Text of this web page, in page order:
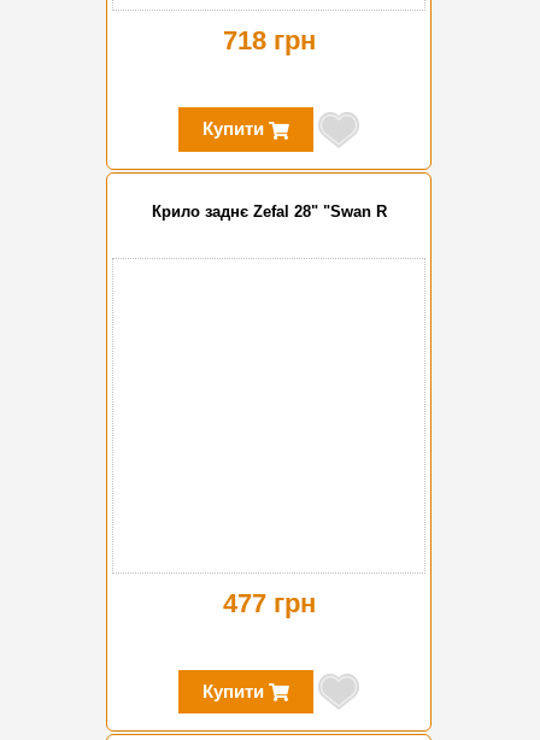
718 грн
Купити
Крило заднє Zefal 28" "Swan R
477 грн
Купити